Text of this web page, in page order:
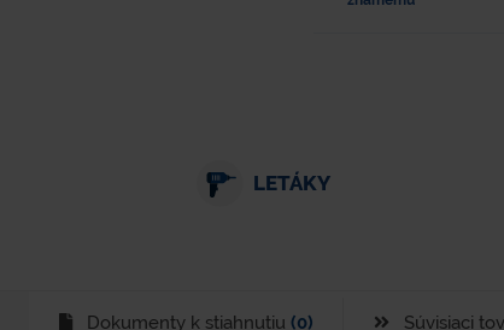
LETÁKY
Dokumenty k stiahnutiu (0) Súvisiaci